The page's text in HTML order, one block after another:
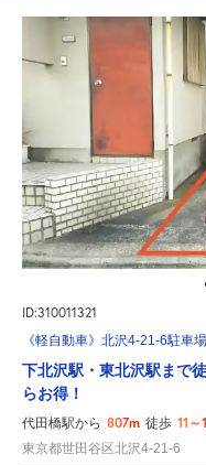
ID:310011321
《軽自動車》北沢4-21-6駐車場
下北沢駅・東北沢駅まで
らお得！
代田橋駅から 807m 徒歩 11～
東京都世田谷区北沢4-21-6